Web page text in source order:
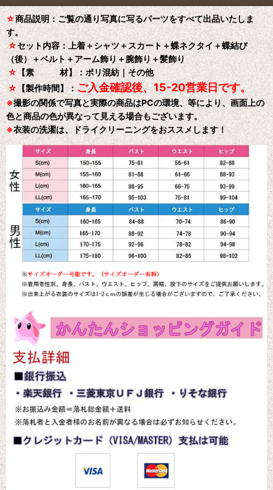
☆商品説明：ご覧の通り写真に写るパーツをすべて出品いたしま
す。
☆セット内容：上着＋シャツ＋スカート＋蝶ネクタイ＋蝶結び
（後）＋ベルト＋アーム飾り＋腕飾り＋髪飾り
☆【素 材】：ポリ混紡｜その他
☆【製作時間】：ご入金確認後、15-20営業日です。
※撮影の関係で写真と実際の商品はPCの環境、等により、画面上の
色と商品の色が異なって見える場合もございます。
※衣装の洗濯は、ドライクリーニングをおススメします！